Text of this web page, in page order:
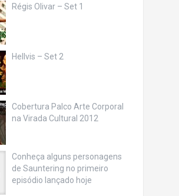
Régis Olivar – Set 1
Hellvis – Set 2
Cobertura Palco Arte Corporal
na Virada Cultural 2012
Conheça alguns personagens
de Sauntering no primeiro
episódio lançado hoje